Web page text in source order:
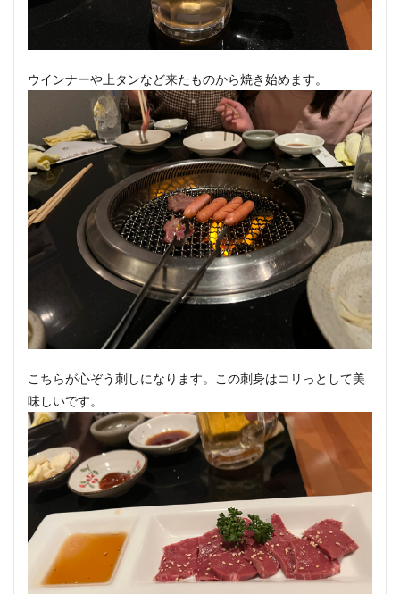
ウインナーや上タンなど来たものから焼き始めます。
こちらが心ぞう刺しになります。この刺身はコリっとして美
味しいです。